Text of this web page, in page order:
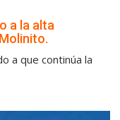
a la alta
a que continúa la